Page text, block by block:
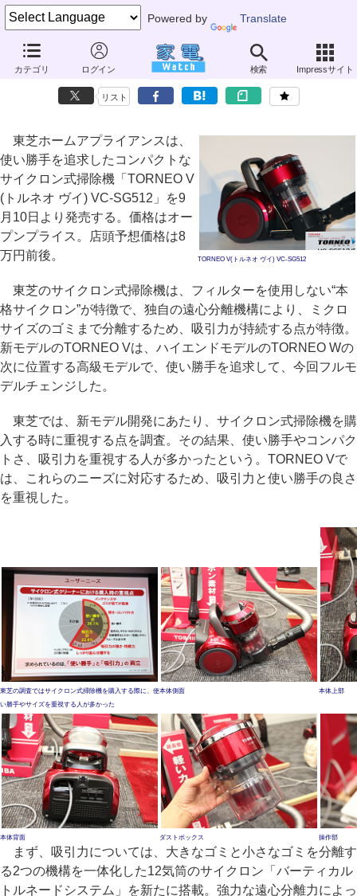
Powered by Translate
カテゴリ ログイン 検索 Impressサイト
東芝、使い勝手を追求したコンパクトなサイクロン式掃除機
「TORNEO V」
リスト
TORNEO V(トルネオ ヴイ) VC-SG512
東芝ホームアプライアンスは、
使い勝手を追求したコンパクトな
サイクロン式掃除機「TORNEO V
(トルネオ ヴイ) VC-SG512」を9
月10日より発売する。価格はオー
プンプライス。店頭予想価格は8
万円前後。
東芝のサイクロン式掃除機は、フィルターを使用しない“本
格サイクロン”が特徴で、独自の遠心分離機構により、ミクロ
サイズのゴミまで分離するため、吸引力が持続する点が特徴。
新モデルのTORNEO Vは、ハイエンドモデルのTORNEO Wの
次に位置する高級モデルで、使い勝手を追求して、今回フルモ
デルチェンジした。
東芝では、新モデル開発にあたり、サイクロン式掃除機を購
入する時に重視する点を調査。その結果、使い勝手やコンパク
トさ、吸引力を重視する人が多かったという。TORNEO Vで
は、これらのニーズに対応するため、吸引力と使い勝手の良さ
を重視した。
東芝の調査ではサイクロン式掃除機を購入する際に、使
い勝手やサイズを重視する人が多かった
本体側面 本体上部
本体背面 ダストボックス 操作部
まず、吸引力については、大きなゴミと小さなゴミを分離す
る2つの機構を一体化した12気筒のサイクロン「バーティカル
トルネードシステム」を新たに搭載。強力な遠心分離力によっ